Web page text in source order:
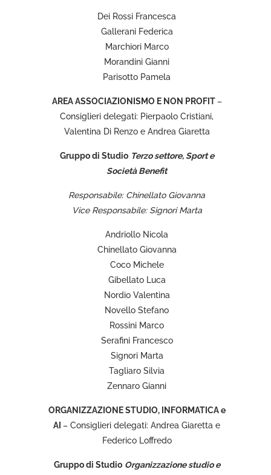
Dei Rossi Francesca
Gallerani Federica
Marchiori Marco
Morandini Gianni
Parisotto Pamela
AREAASSOCIAZIONISMO E NON PROFIT –
Consiglieri delegati: Pierpaolo Cristiani,
Valentina Di Renzo e Andrea Giaretta
Gruppo di Studio Terzo settore, Sport e
Società Benefit
Responsabile: Chinellato Giovanna
Vice Responsabile: Signori Marta
Andriollo Nicola
Chinellato Giovanna
Coco Michele
Gibellato Luca
Nordio Valentina
Novello Stefano
Rossini Marco
Serafini Francesco
Signori Marta
Tagliaro Silvia
Zennaro Gianni
ORGANIZZAZIONE STUDIO, INFORMATICA e
AI – Consiglieri delegati: Andrea Giaretta e
Federico Loffredo
Gruppo di Studio Organizzazione studio e